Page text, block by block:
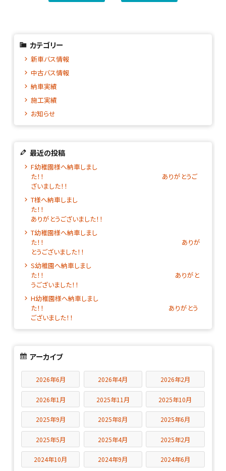
カテゴリー
新車バス情報
中古バス情報
納車実績
施工実績
お知らせ
最近の投稿
F幼稚園様へ納車しまし
た！！ ありがとうご
ざいました！！
T様へ納車しまし
た！
ありがとうございました！！
T幼稚園様へ納車しまし
た！！ ありが
とうございました！！
S幼稚園へ納車しまし
た！！ ありがと
うございました！！
H幼稚園様へ納車しまし
た！！ ありがとう
ございました！！
アーカイブ
2026年6月 2026年4月 2026年2月
2026年1月 2025年11月 2025年10月
2025年9月 2025年8月 2025年6月
2025年5月 2025年4月 2025年2月
2024年10月 2024年9月 2024年6月